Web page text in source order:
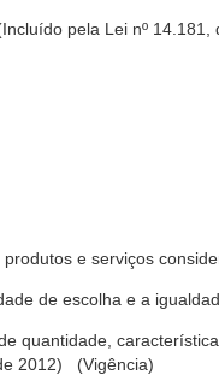
pela Lei nº 14.181,
e serviços
de escolha e a
quantidade,
2012) (Vigência)